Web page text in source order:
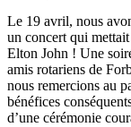
Le 19 avril, nous
un concert qui
Elton John ! Une
amis rotariens de
nous remercions au
bénéfices
d’une cérémonie